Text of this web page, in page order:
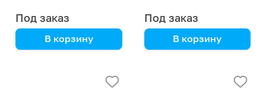
Под заказ
В корзину
Под заказ
В корзину